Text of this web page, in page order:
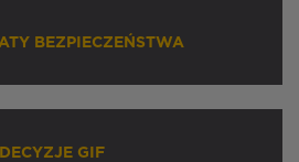
BEZPIECZEŃSTWA
DECYZJE GIF